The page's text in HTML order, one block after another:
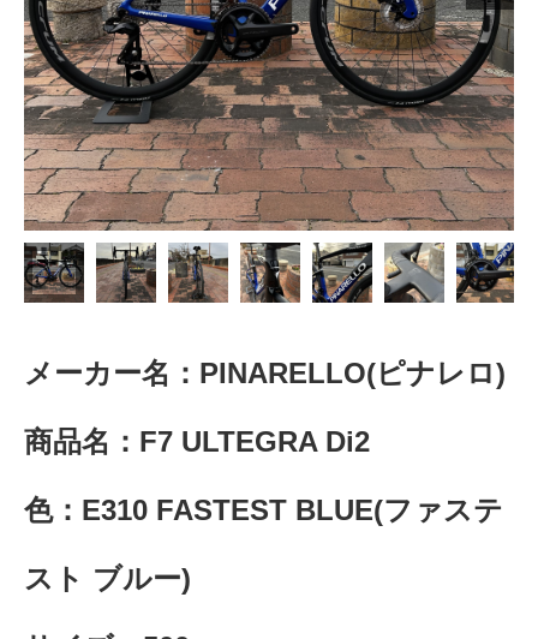
メーカー名：PINARELLO(ピナレロ)
商品名：F7 ULTEGRA Di2
色：E310 FASTEST BLUE(ファステ
スト ブルー)